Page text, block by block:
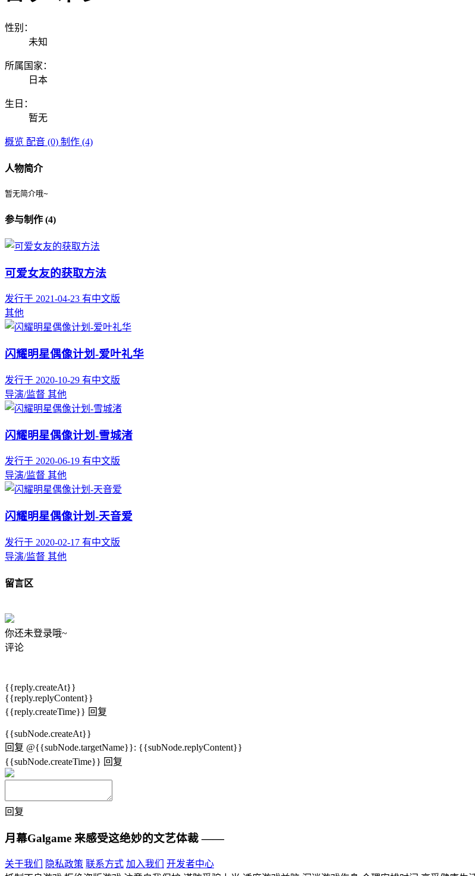
性别：
未知
所属国家：
日本
生日：
暂无
概览 配音 (0) 制作 (4)
人物简介
暂无简介哦~
参与制作 (4)
可爱女友的获取方法
发行于 2021-04-23 有中文版
其他
闪耀明星偶像计划-爱叶礼华
发行于 2020-10-29 有中文版
导演/监督 其他
闪耀明星偶像计划-雪城渚
发行于 2020-06-19 有中文版
导演/监督 其他
闪耀明星偶像计划-天音爱
发行于 2020-02-17 有中文版
导演/监督 其他
留言区
你还未登录哦~
评论
{{reply.createAt}}
{{reply.replyContent}}
{{reply.createTime}} 回复
{{subNode.createAt}}
回复 @{{subNode.targetName}}: {{subNode.replyContent}}
{{subNode.createTime}} 回复
回复
月幕Galgame 来感受这绝妙的文艺体裁 ——
关于我们 隐私政策 联系方式 加入我们
开发者中心